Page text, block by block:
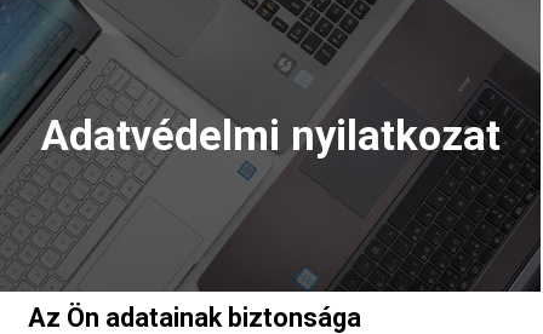
Adatvédelmi nyilatkozat
Az Ön adatainak biztonsága